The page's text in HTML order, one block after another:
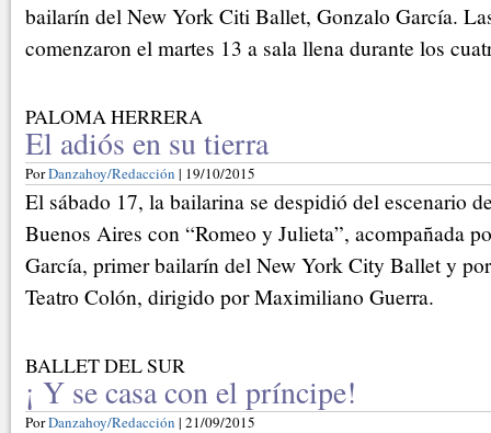
bailarín del New York Citi Ballet, Gonzalo García.
comenzaron el martes 13 a sala llena durante los
PALOMA HERRERA
El adiós en su tierra
PorDanzahoy/Redacción | 19/10/2015
El sábado 17, la bailarina se despidió del escenario
Buenos Aires con “Romeo y Julieta”, acompañada
García, primer bailarín del New York City Ballet y
Teatro Colón, dirigido por Maximiliano Guerra.
BALLET DEL SUR
¡ Y se casa con el príncipe!
PorDanzahoy/Redacción | 21/09/2015